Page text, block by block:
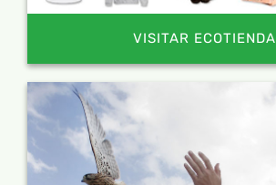
VISITAR ECOTIENDA